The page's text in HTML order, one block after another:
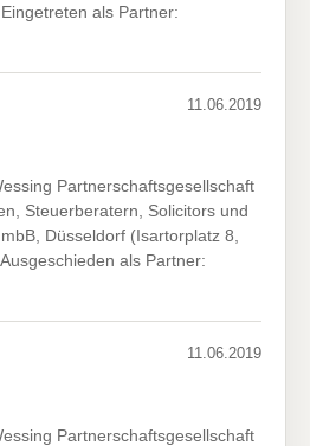
als Partner:
11.06.2019
Partnerschaftsgesellschaft
Steuerberatern, Solicitors und
Düsseldorf (Isartorplatz 8,
als Partner:
11.06.2019
Partnerschaftsgesellschaft